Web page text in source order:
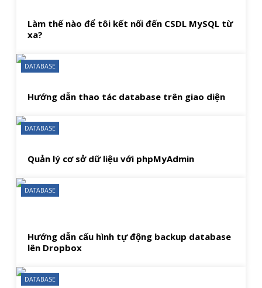
Làm thế nào để tôi kết nối đến CSDL MySQL từ
xa?
DATABASE
Hướng dẫn thao tác database trên giao diện
DATABASE
Quản lý cơ sở dữ liệu với phpMyAdmin
DATABASE
Hướng dẫn cấu hình tự động backup database
lên Dropbox
DATABASE